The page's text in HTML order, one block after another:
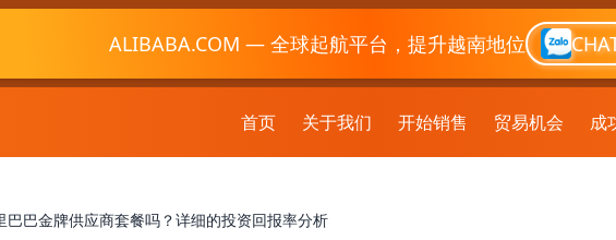
ALIBABA.COM — 全球起航平台，提升越南地位
首页 关于我们 开始销售 贸易机会 成
巴金牌供应商套餐吗？详细的投资回报率分析